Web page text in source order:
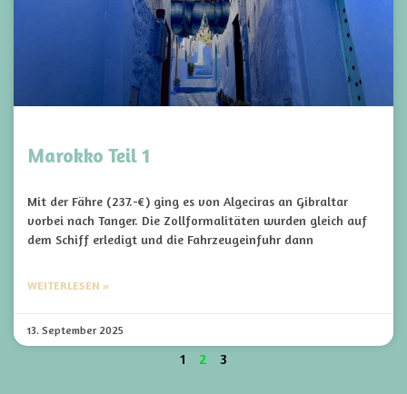
Marokko Teil 1
Mit der Fähre (237.-€) ging es von Algeciras an Gibraltar
vorbei nach Tanger. Die Zollformalitäten wurden gleich auf
dem Schiff erledigt und die Fahrzeugeinfuhr dann
WEITERLESEN »
13. September 2025
1 2 3